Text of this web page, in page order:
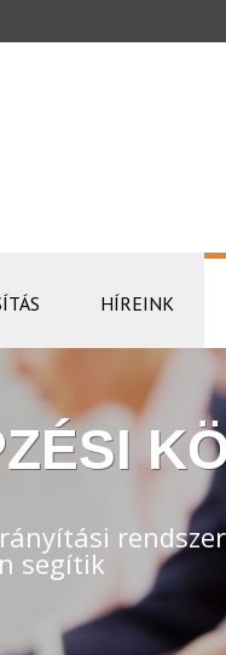
HÍREINK
segítik